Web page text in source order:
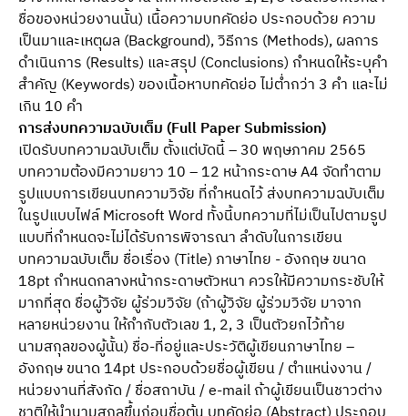
ชื่อของหน่วยงานนั้น) เนื้อความบทคัดย่อ ประกอบด้วย ความ
เป็นมาและเหตุผล (Background), วิธีการ (Methods), ผลการ
ดำเนินการ (Results) และสรุป (Conclusions) กำหนดให้ระบุคำ
สำคัญ (Keywords) ของเนื้อหาบทคัดย่อ ไม่ต่ำกว่า 3 คำ และไม่
เกิน 10 คำ
การส่งบทความฉบับเต็ม (Full Paper Submission)
เปิดรับบทความฉบับเต็ม ตั้งแต่บัดนี้ – 30 พฤษภาคม 2565
บทความต้องมีความยาว 10 – 12 หน้ากระดาษ A4 จัดทำตาม
รูปแบบการเขียนบทความวิจัย ที่กำหนดไว้ ส่งบทความฉบับเต็ม
ในรูปแบบไฟล์ Microsoft Word ทั้งนี้บทความที่ไม่เป็นไปตามรูป
แบบที่กำหนดจะไม่ได้รับการพิจารณา ลำดับในการเขียน
บทความฉบับเต็ม ชื่อเรื่อง (Title) ภาษาไทย - อังกฤษ ขนาด
18pt กำหนดกลางหน้ากระดาษตัวหนา ควรให้มีความกระชับให้
มากที่สุด ชื่อผู้วิจัย ผู้ร่วมวิจัย (ถ้าผู้วิจัย ผู้ร่วมวิจัย มาจาก
หลายหน่วยงาน ให้กำกับตัวเลข 1, 2, 3 เป็นตัวยกไว้ท้าย
นามสกุลของผู้นั้น) ชื่อ-ที่อยู่และประวัติผู้เขียนภาษาไทย –
อังกฤษ ขนาด 14pt ประกอบด้วยชื่อผู้เขียน / ตำแหน่งงาน /
หน่วยงานที่สังกัด / ชื่อสถาบัน / e-mail ถ้าผู้เขียนเป็นชาวต่าง